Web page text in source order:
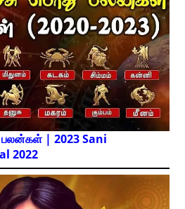
பலன்கள் | 2023 Sani
2022